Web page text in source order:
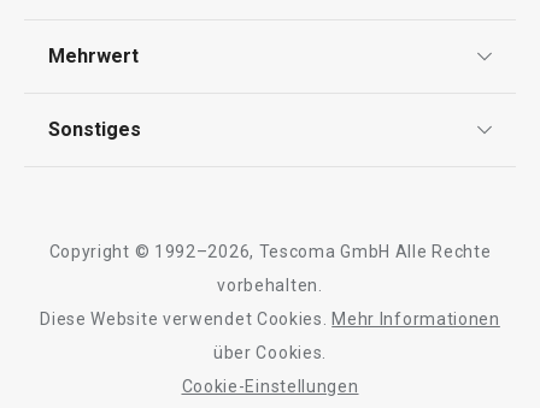
Impressum
Kontaktformular
Mehrwert
Qualität
Sonstiges
Barrierefreiheit
Copyright © 1992–2026, Tescoma GmbH Alle Rechte
vorbehalten.
Diese Website verwendet Cookies.
Mehr Informationen
über Cookies.
Cookie-Einstellungen